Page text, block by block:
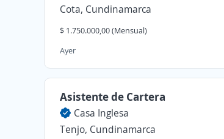
Cota, Cundinamarca
$ 1.750.000,00 (Mensual)
Ayer
Asistente de Cartera
Casa Inglesa
Tenjo, Cundinamarca